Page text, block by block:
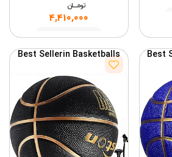
تومــــــان
4,410,000
مشاهده
Best
Best Sellerin Basketballs